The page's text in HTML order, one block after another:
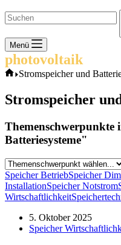
Keine
Ergebnisse
Menü
photovoltaik
Start
Stromspeicher und
Stromspeicher
Themenschwerpunkte
Batteriesysteme"
Speicher BetriebSpeicher
InstallationSpeicher Notstrom
Wirtschaftlichkeit
5. Oktober 2025
Speicher